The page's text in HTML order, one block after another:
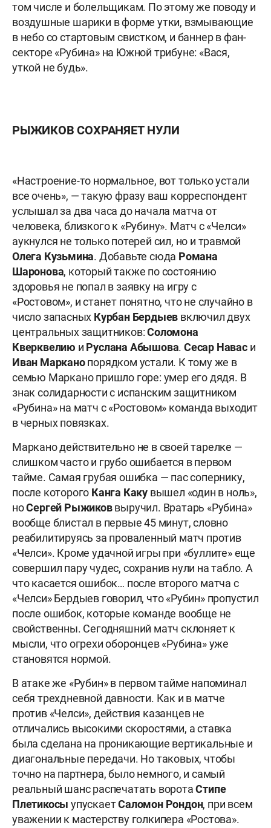
том числе и болельщикам. По этому же поводу и
воздушные шарики в форме утки, взмывающие
в небо со стартовым свистком, и баннер в фан-
секторе «Рубина» на Южной трибуне: «Вася,
уткой не будь».
РЫЖИКОВ СОХРАНЯЕТ НУЛИ
«Настроение-то нормальное, вот только устали
все очень», — такую фразу ваш корреспондент
услышал за два часа до начала матча от
человека, близкого к «Рубину». Матч с «Челси»
аукнулся не только потерей сил, но и травмой
Олега Кузьмина. Добавьте сюда Романа
Шаронова, который также по состоянию
здоровья не попал в заявку на игру с
«Ростовом», и станет понятно, что не случайно в
число запасных Курбан Бердыев включил двух
центральных защитников:Соломона
Кверквелию и Руслана Абышова.Сесар Наваси
Иван Марканопорядком устали. К тому же в
семью Маркано пришло горе: умер его дядя. В
знак солидарности с испанским защитником
«Рубина» на матч с «Ростовом» команда выходит
в черных повязках.
Маркано действительно не в своей тарелке —
слишком часто и грубо ошибается в первом
тайме. Самая грубая ошибка — пас сопернику,
после которого Канга Каку вышел «один в ноль»,
ноСергей Рыжиковвыручил. Вратарь «Рубина»
вообще блистал в первые 45 минут, словно
реабилитируясь за проваленный матч против
«Челси». Кроме удачной игры при «буллите» еще
совершил пару чудес, сохранив нули на табло. А
что касается ошибок… после второго матча с
«Челси» Бердыев говорил, что «Рубин» пропустил
после ошибок, которые команде вообще не
свойственны. Сегодняшний матч склоняет к
мысли, что огрехи оборонцев «Рубина» уже
становятся нормой.
В атаке же «Рубин» в первом тайме напоминал
себя трехдневной давности. Как и в матче
против «Челси», действия казанцев не
отличались высокими скоростями, а ставка
была сделана на проникающие вертикальные и
диагональные передачи. Но таковых, чтобы
точно на партнера, было немного, и самый
реальный шанс распечатать воротаСтипе
Плетикосы упускаетСаломон Рондон, при всем
уважении к мастерству голкипера «Ростова».